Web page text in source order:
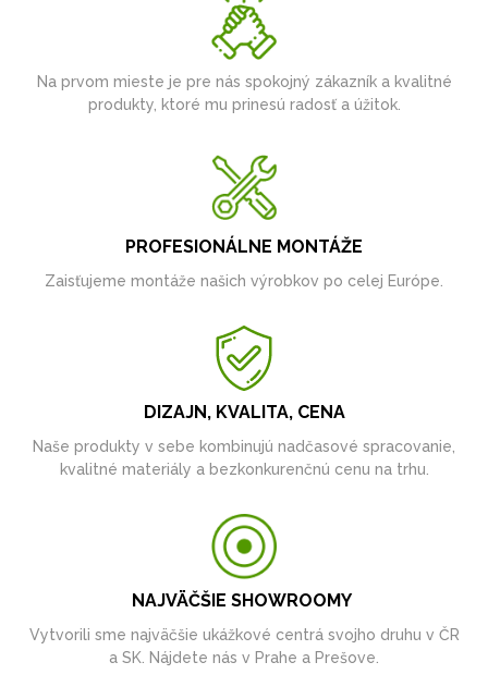
Na prvom mieste je pre nás spokojný zákazník a kvalitné
produkty, ktoré mu prinesú radosť a úžitok.
PROFESIONÁLNE MONTÁŽE
Zaisťujeme montáže našich výrobkov po celej Európe.
DIZAJN, KVALITA, CENA
Naše produkty v sebe kombinujú nadčasové spracovanie,
kvalitné materiály a bezkonkurenčnú cenu na trhu.
NAJVÄČŠIE SHOWROOMY
Vytvorili sme najväčšie ukážkové centrá svojho druhu v ČR
a SK. Nájdete nás v Prahe a Prešove.